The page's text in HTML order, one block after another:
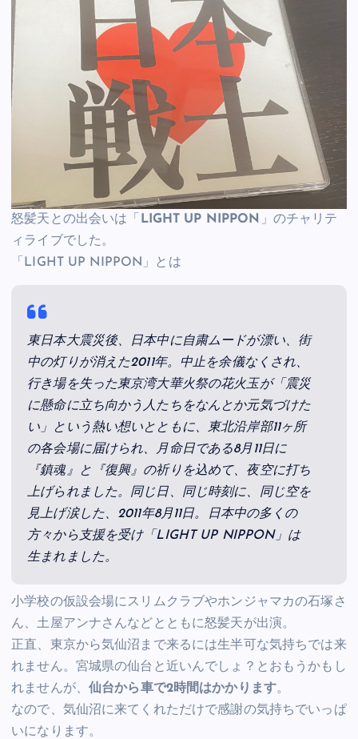
怒髪天との出会いは「 LIGHT UP NIPPON
」のチャリテ
ィライブでした。
「LIGHT UP NIPPON」とは
東日本大震災後、日本中に自粛ムードが漂い、街
中の灯りが消えた2011年。中止を余儀なくされ、
行き場を失った東京湾大華火祭の花火玉が「震災
に懸命に立ち向かう人たちをなんとか元気づけた
い」という熱い想いとともに、東北沿岸部11ヶ所
の各会場に届けられ、月命日である8月11日に
『鎮魂』と『復興』の祈りを込めて、夜空に打ち
上げられました。同じ日、同じ時刻に、同じ空を
見上げ涙した、2011年8月11日。日本中の多くの
方々から支援を受け「LIGHT UP NIPPON」は
生まれました。
小学校の仮設会場にスリムクラブやホンジャマカの石塚さ
ん、土屋アンナさんなどとともに怒髪天が出演。
正直、東京から気仙沼まで来るには生半可な気持ちでは来
れません。宮城県の仙台と近いんでしょ？とおもうかもし
れませんが、 仙台から車で2時間はかかります。
なので、気仙沼に来てくれただけで感謝の気持ちでいっぱ
いになります。